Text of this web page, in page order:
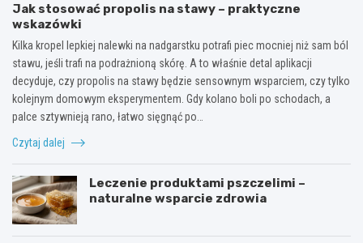
Jak stosować propolis na stawy – praktyczne
wskazówki
Kilka kropel lepkiej nalewki na nadgarstku potrafi piec mocniej niż sam ból
stawu, jeśli trafi na podrażnioną skórę. A to właśnie detal aplikacji
decyduje, czy propolis na stawy będzie sensownym wsparciem, czy tylko
kolejnym domowym eksperymentem. Gdy kolano boli po schodach, a
palce sztywnieją rano, łatwo sięgnąć po…
Czytaj dalej
Leczenie produktami pszczelimi –
naturalne wsparcie zdrowia